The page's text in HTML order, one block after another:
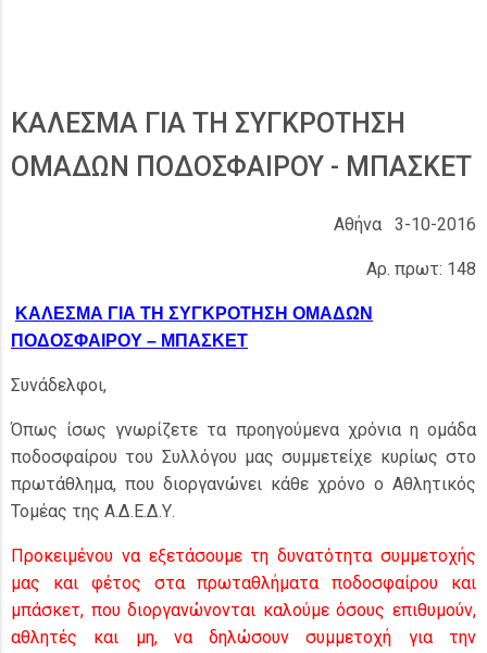
ΚΑΛΕΣΜΑ ΓΙΑ ΤΗ ΣΥΓΚΡΟΤΗΣΗ
ΟΜΑΔΩΝ ΠΟΔΟΣΦΑΙΡΟΥ - ΜΠΑΣΚΕΤ
Αθήνα 3-10-2016
Αρ. πρωτ: 148
ΚΑΛΕΣΜΑ ΓΙΑ ΤΗ ΣΥΓΚΡΟΤΗΣΗ ΟΜΑΔΩΝ
ΠΟΔΟΣΦΑΙΡΟΥ – ΜΠΑΣΚΕΤ
Συνάδελφοι,
Όπως ίσως γνωρίζετε τα προηγούμενα χρόνια η ομάδα
ποδοσφαίρου του Συλλόγου μας συμμετείχε κυρίως στο
πρωτάθλημα, που διοργανώνει κάθε χρόνο ο Αθλητικός
Τομέας της Α.Δ.Ε.Δ.Υ.
Προκειμένου να εξετάσουμε τη δυνατότητα συμμετοχής
μας και φέτος στα πρωταθλήματα ποδοσφαίρου και
μπάσκετ, που διοργανώνονται καλούμε όσους επιθυμούν,
αθλητές και μη, να δηλώσουν συμμετοχή για την